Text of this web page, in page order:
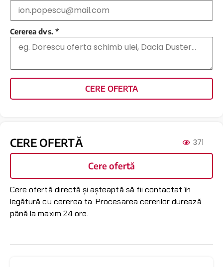
Cererea dvs. *
CERE OFERTA
CERE OFERTĂ 371
Cere ofertă
Cere ofertă directă și așteaptă să fii contactat în
legătură cu cererea ta. Procesarea cererilor durează
până la maxim 24 ore.